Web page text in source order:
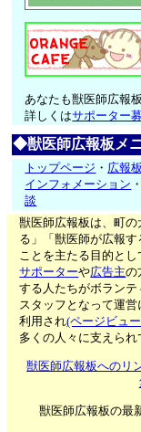
あなたも獣医師広報
詳しくはサポーター
◆獣医師広報板メ
トップページ ・ 広報
インフォメーション
談
獣医師広報板は、町
る」「獣医師が広報す
ことを主たる目的と
サポーターや広告主の
する人たちがボランテ
スタッフとなって運営
利用され(ページビュ
多くの人々に支えられ
獣医師広報板へのリ
獣医師広報板の最